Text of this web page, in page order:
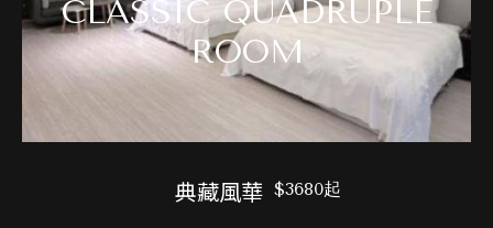
CLASSIC QUADRUPLE
ROOM
典藏風華 $3680起